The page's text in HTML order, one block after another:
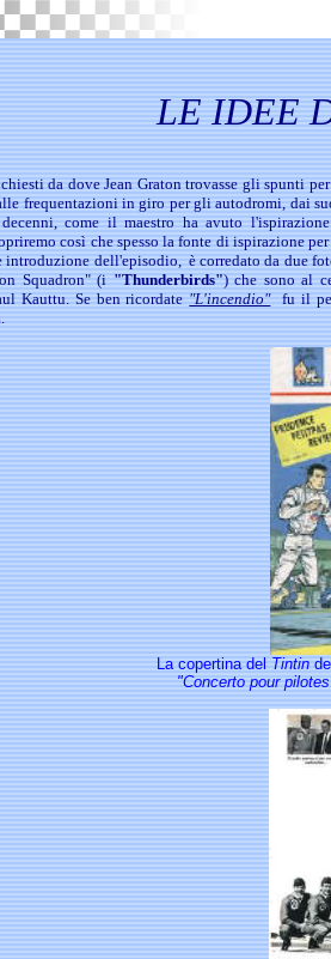
LE IDEE
da dove Jean Graton trovasse gli spunti
frequentazioni in giro per gli autodromi, dai
come il maestro ha avuto
così che spesso la fonte di ispirazione
introduzione dell'episodio, è corredato da due
Squadron" (i "Thunderbirds") che sono al
Kauttu. Se ben ricordate "L'incendio"
fu il
La copertina del Tintin
"Concerto pour